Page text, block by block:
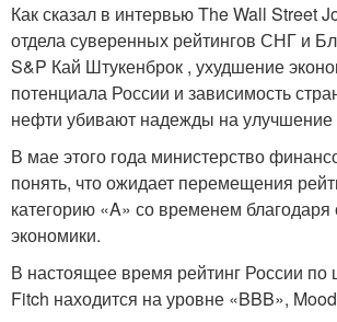
Как сказал в интервью The Wall Street
отдела суверенных рейтингов СНГ и
S&P Кай Штукенброк , ухудшение
потенциала России и зависимость
нефти убивают надежды на улучшение
В мае этого года министерство
понять, что ожидает перемещения
категорию «A» со временем благодаря
экономики.
В настоящее время рейтинг России по
Fitch находится на уровне «BBB»,